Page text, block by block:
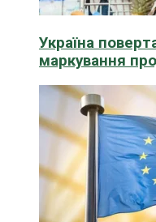
Україна
маркування